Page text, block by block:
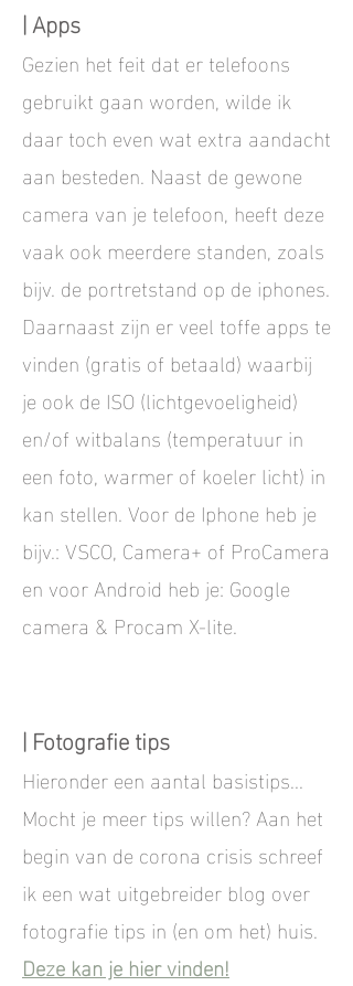
| Apps
Gezien het feit dat er telefoons
gebruikt gaan worden, wilde ik
daar toch even wat extra aandacht
aan besteden. Naast de gewone
camera van je telefoon, heeft deze
vaak ook meerdere standen, zoals
bijv. de portretstand op de iphones.
Daarnaast zijn er veel toffe apps te
vinden (gratis of betaald) waarbij
je ook de ISO (lichtgevoeligheid)
en/of witbalans (temperatuur in
een foto, warmer of koeler licht) in
kan stellen. Voor de Iphone heb je
bijv.: VSCO, Camera+ of ProCamera
en voor Android heb je: Google
camera & Procam X-lite.
| Fotografie tips
Hieronder een aantal basistips...
Mocht je meer tips willen? Aan het
begin van de corona crisis schreef
ik een wat uitgebreider blog over
fotografie tips in (en om het) huis.
Deze kan je hier vinden!